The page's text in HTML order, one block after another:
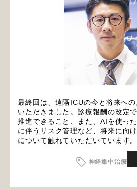
最終回は、遠隔ICUの今と将来へ
いただきました。診療報酬の改定
推進できること、また、AIを使っ
に伴うリスク管理など、将来に向
について触れていただいています。
神経集中治療